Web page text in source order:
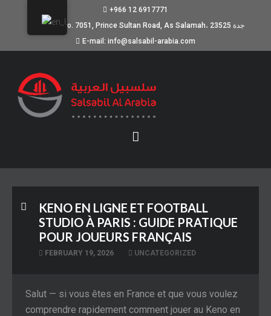
+966 12 6917771
Building No. 7051, Prince Sultan Road, As Salamah، جدة 23525
E-mail: info@salsabil-arabia.com
KENO EN LIGNE ET FOOTBALL
STUDIO À PARIS : GUIDE PRATIQUE
POUR JOUEURS FRANÇAIS
FEBRUARY 19, 2026 UNCATEGORIZED
Salut — si vous êtes en France et que vous voulez
comprendre rapidement comment jouer au Keno en